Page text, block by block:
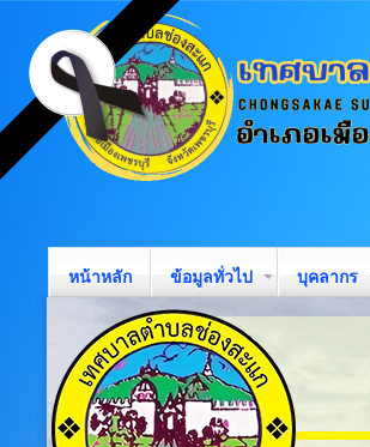
หน้าหลัก ข้อมูลทั่วไป บุคลากร